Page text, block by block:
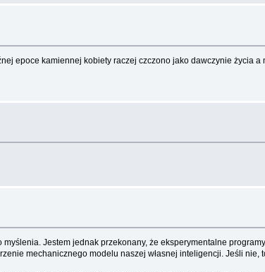
epoce kamiennej kobiety raczej czczono jako dawczynie życia
Jestem jednak przekonany, że eksperymentalne
mechanicznego modelu naszej własnej inteligencji. Jeśli